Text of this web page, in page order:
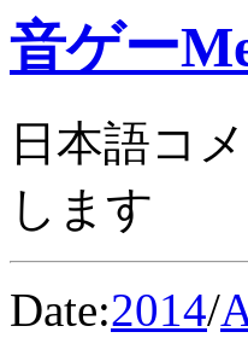
音ゲー
日本語コ
します
Date:2014/